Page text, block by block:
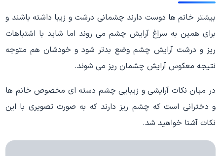
بیشتر خانم ها دوست دارند چشمانی درشت و زیبا داشته باشند و
برای همین به سراغ آرایش چشم می روند اما شاید با اشتباهات
ریز و درشت آرایش چشم وضع بدتر شود و خودشان هم متوجه
نتیجه معکوس آرایش چشمان ریز می شوند.
در میان نکات آرایشی و زیبایی چشم دسته ای مخصوص خانم ها
و دخترانی است که چشم ریز دارند که به صورت تصویری با این
نکات آشنا خواهید شد.